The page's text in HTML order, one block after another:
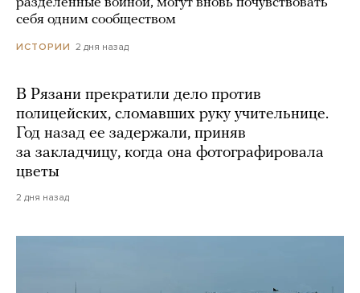
себя одним сообществом
ИСТОРИИ 2 дня назад
В Рязани прекратили дело против
полицейских, сломавших руку учительнице.
Год назад ее задержали, приняв
за закладчицу, когда она фотографировала
цветы
2 дня назад